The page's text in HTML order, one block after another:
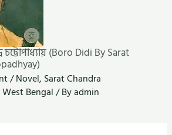
চট্টোপাধ্যায় (Boro Didi By Sarat
/Novel, Sarat Chandra
West Bengal/ Byadmin